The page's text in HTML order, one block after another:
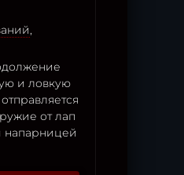
,
и ловкую
от лап
напарницей